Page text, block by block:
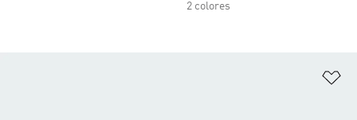
2 colores